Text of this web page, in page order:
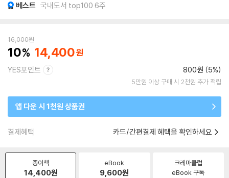
베스트 국내도서 top100 6주
16,000원
10 14,400
YES포인트 800원 (5%)
5만원 이상 구매 시 2천원 추가 적립
앱 다운 시 1천원 상품권
결제혜택 카드/간편결제 혜택을 확인하세요
종이책
14,400원
eBook
9,600원
크레마클럽
eBook 구독